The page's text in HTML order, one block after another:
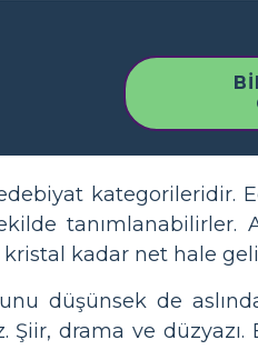
kategorileridir.
tanımlanabilirler.
kristal kadar net hale
düşünsek de
Şiir, drama ve